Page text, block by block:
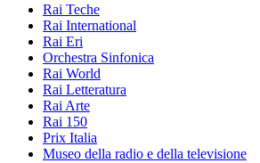
Rai Teche
Rai International
Rai Eri
Orchestra Sinfonica
Rai World
Rai Letteratura
Rai Arte
Rai 150
Prix Italia
Museo della radio e della televisione